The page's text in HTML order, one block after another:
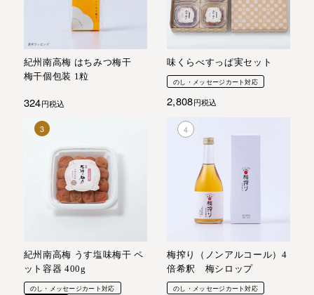
紀州南高梅 はちみつ梅干
梅干個包装 1粒
324 税込
味くらべすっぱ実セット
のし・メッセージカート対応
2,808 税込
紀州南高梅 うす塩味梅干 ペ
ット容器 400g
のし・メッセージカート対応
梅搾り（ノンアルコール）4
倍希釈 梅シロップ
のし・メッセージカート対応